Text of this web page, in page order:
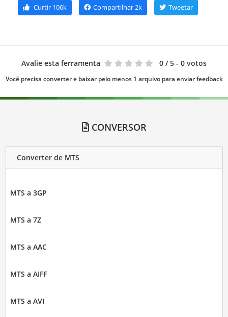
Curtir 106k Compartilhar2k Tweetar
Avalie esta ferramenta 0 / 5 - 0 votos
Você precisa converter e baixar pelo menos 1 arquivo para enviar feedback
CONVERSOR
Converter de MTS
MTS a 3GP
MTS a 7Z
MTS a AAC
MTS a AIFF
MTS a AVI